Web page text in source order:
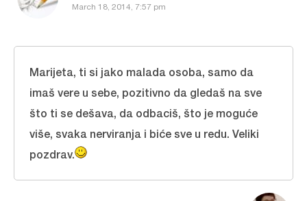
March 18, 2014, 7:57 pm
Marijeta, ti si jako malada osoba, samo da
imaš vere u sebe, pozitivno da gledaš na sve
što ti se dešava, da odbaciš, što je moguće
više, svaka nerviranja i biće sve u redu. Veliki
pozdrav.